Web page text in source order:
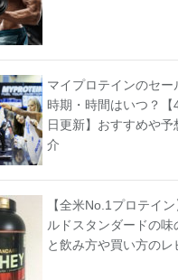
マイプロテインのセー
時期・時間はいつ？【
日更新】おすすめや予
介
【全米No.1プロテイ
ルドスタンダードの味
と飲み方や買い方のレ